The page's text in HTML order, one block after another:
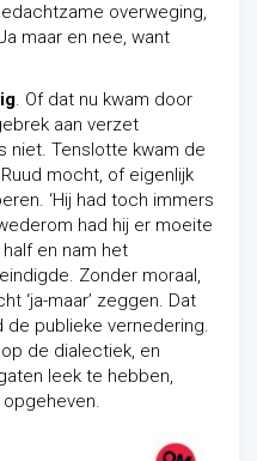
overweging,
maar en nee, want
. Of dat nu kwam door
aan verzet
niet. Tenslotte kwam de
mocht, of eigenlijk
‘Hij had toch immers
had hij er moeite
en nam het
Zonder moraal,
‘ja-maar’ zeggen. Dat
publieke vernedering.
de dialectiek, en
leek te hebben,